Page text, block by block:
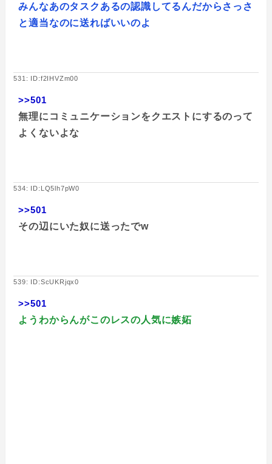
みんなあのタスクあるの認識してるんだからさっさ
と適当なのに送ればいいのよ
531: ID:f2IHVZm00
>>501
無理にコミュニケーションをクエストにするのって
よくないよな
534: ID:LQ5lh7pW0
>>501
その辺にいた奴に送ったでw
539: ID:ScUKRjqx0
>>501
ようわからんがこのレスの人気に嫉妬